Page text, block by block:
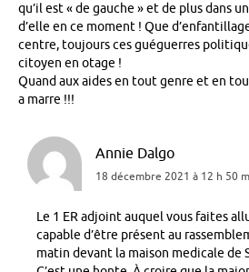
qu’il est « de gauche » et de plus dans
d’elle en ce moment ! Que
centre, toujours ces guéguerres
citoyen en otage !
Quand aux aides en tout genre et en
a marre !!!
Annie Dalgo
18 décembre 2021 à 12 h 50
Le 1 ER adjoint auquel vous faites
capable d’être présent au
matin devant la maison medicale de